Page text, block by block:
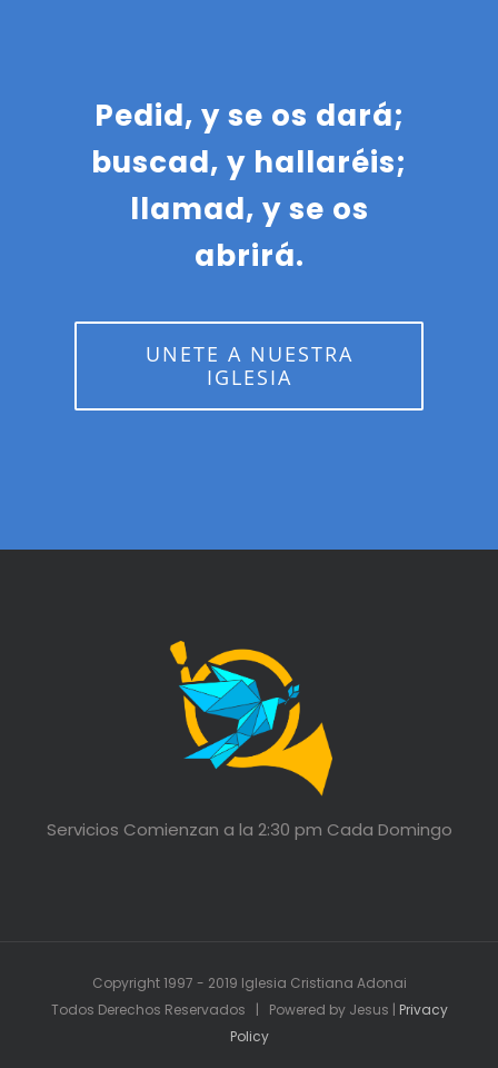
Pedid, y se os dará;
buscad, y hallaréis;
llamad, y se os
abrirá.
UNETE A NUESTRA
IGLESIA
Servicios Comienzan a la 2:30 pm Cada Domingo
Copyright 1997 - 2019 Iglesia Cristiana Adonai
Todos Derechos Reservados | Powered by Jesus | Privacy
Policy